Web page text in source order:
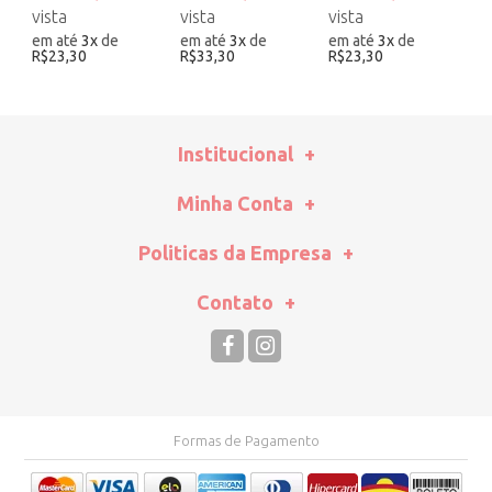
em até3xde
R$23,30
em até3xde
R$33,30
em até3xde
R$23,30
Institucional
Minha Conta
Politicas da Empresa
Contato
Formas de Pagamento